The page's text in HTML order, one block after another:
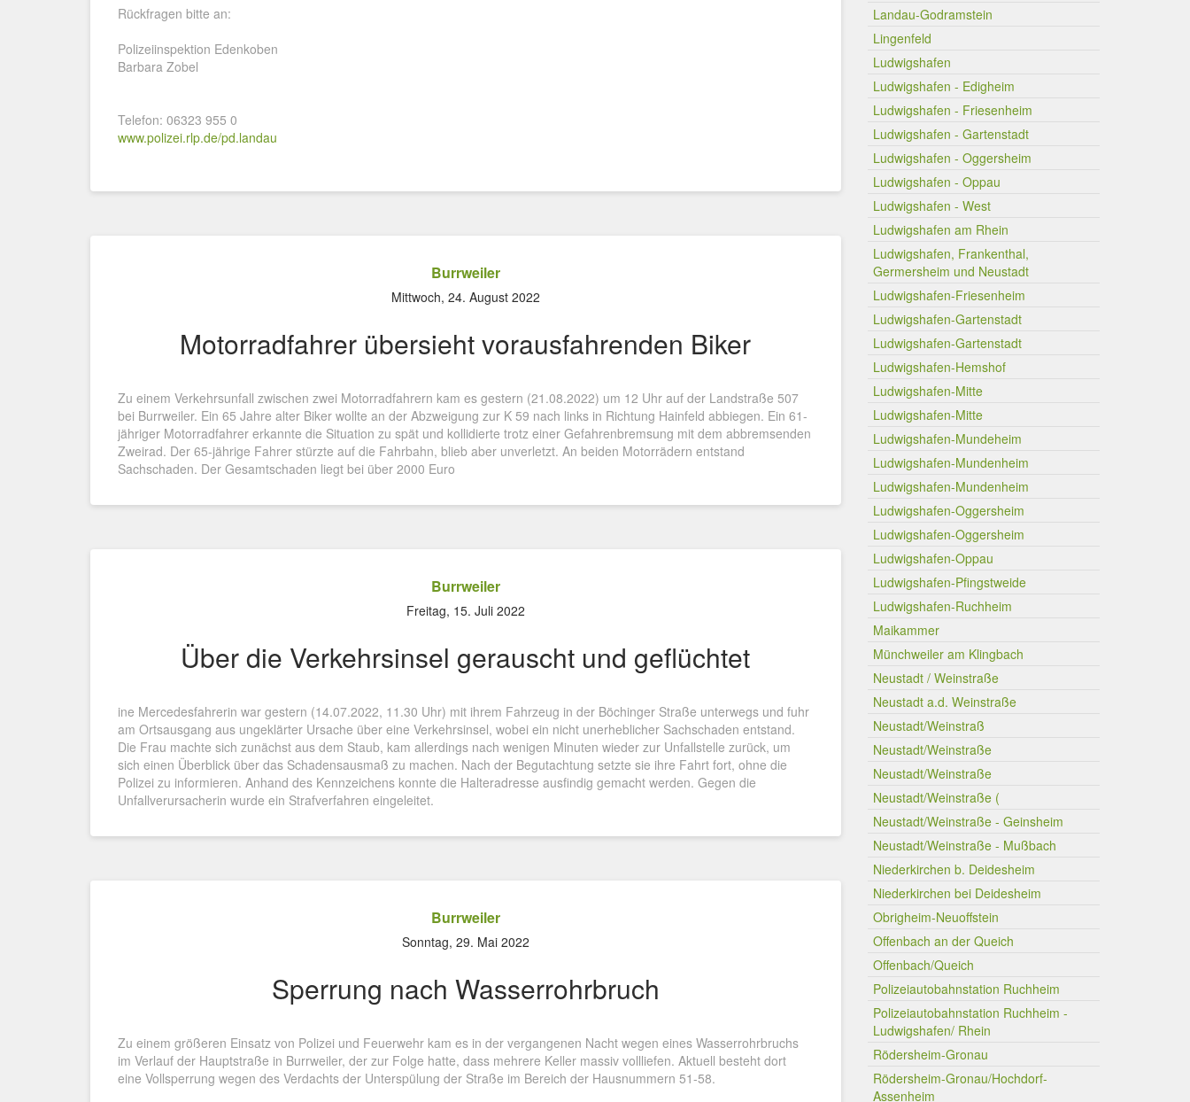
Rückfragen bitte an:
Polizeiinspektion Edenkoben
Barbara Zobel
Telefon: 06323 955 0
www.polizei.rlp.de/pd.landau
Burrweiler
Mittwoch, 24. August 2022
Motorradfahrer übersieht vorausfahrenden Biker
Zu einem Verkehrsunfall zwischen zwei Motorradfahrern kam es gestern (21.08.2022) um 12 Uhr auf der Landstraße 507
bei Burrweiler. Ein 65 Jahre alter Biker wollte an der Abzweigung zur K 59 nach links in Richtung Hainfeld abbiegen. Ein 61-
jähriger Motorradfahrer erkannte die Situation zu spät und kollidierte trotz einer Gefahrenbremsung mit dem abbremsenden
Zweirad. Der 65-jährige Fahrer stürzte auf die Fahrbahn, blieb aber unverletzt. An beiden Motorrädern entstand
Sachschaden. Der Gesamtschaden liegt bei über 2000 Euro
Burrweiler
Freitag, 15. Juli 2022
Über die Verkehrsinsel gerauscht und geflüchtet
ine Mercedesfahrerin war gestern (14.07.2022, 11.30 Uhr) mit ihrem Fahrzeug in der Böchinger Straße unterwegs und fuhr
am Ortsausgang aus ungeklärter Ursache über eine Verkehrsinsel, wobei ein nicht unerheblicher Sachschaden entstand.
Die Frau machte sich zunächst aus dem Staub, kam allerdings nach wenigen Minuten wieder zur Unfallstelle zurück, um
sich einen Überblick über das Schadensausmaß zu machen. Nach der Begutachtung setzte sie ihre Fahrt fort, ohne die
Polizei zu informieren. Anhand des Kennzeichens konnte die Halteradresse ausfindig gemacht werden. Gegen die
Unfallverursacherin wurde ein Strafverfahren eingeleitet.
Burrweiler
Sonntag, 29. Mai 2022
Sperrung nach Wasserrohrbruch
Zu einem größeren Einsatz von Polizei und Feuerwehr kam es in der vergangenen Nacht wegen eines Wasserrohrbruchs
im Verlauf der Hauptstraße in Burrweiler, der zur Folge hatte, dass mehrere Keller massiv vollliefen. Aktuell besteht dort
eine Vollsperrung wegen des Verdachts der Unterspülung der Straße im Bereich der Hausnummern 51-58.
Landau-Godramstein
Lingenfeld
Ludwigshafen
Ludwigshafen - Edigheim
Ludwigshafen - Friesenheim
Ludwigshafen - Gartenstadt
Ludwigshafen - Oggersheim
Ludwigshafen - Oppau
Ludwigshafen - West
Ludwigshafen am Rhein
Ludwigshafen, Frankenthal,
Germersheim und Neustadt
Ludwigshafen-Friesenheim
Ludwigshafen-Gartenstadt
Ludwigshafen-Gartenstadt
Ludwigshafen-Hemshof
Ludwigshafen-Mitte
Ludwigshafen-Mitte
Ludwigshafen-Mundeheim
Ludwigshafen-Mundenheim
Ludwigshafen-Mundenheim
Ludwigshafen-Oggersheim
Ludwigshafen-Oggersheim
Ludwigshafen-Oppau
Ludwigshafen-Pfingstweide
Ludwigshafen-Ruchheim
Maikammer
Münchweiler am Klingbach
Neustadt / Weinstraße
Neustadt a.d. Weinstraße
Neustadt/Weinstraß
Neustadt/Weinstraße
Neustadt/Weinstraße
Neustadt/Weinstraße (
Neustadt/Weinstraße - Geinsheim
Neustadt/Weinstraße - Mußbach
Niederkirchen b. Deidesheim
Niederkirchen bei Deidesheim
Obrigheim-Neuoffstein
Offenbach an der Queich
Offenbach/Queich
Polizeiautobahnstation Ruchheim
Polizeiautobahnstation Ruchheim -
Ludwigshafen/ Rhein
Rödersheim-Gronau
Rödersheim-Gronau/Hochdorf-
Assenheim